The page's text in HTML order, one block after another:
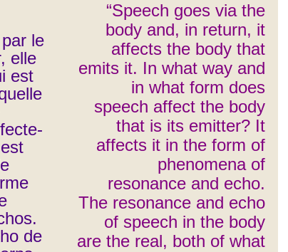
le
elle
est
de
“Speech goes via the
body and, in return, it
affects the body that
emits it. In what way and
in what form does
speech affect the body
that is its emitter? It
affects it in the form of
phenomena of
resonance and echo.
The resonance and echo
of speech in the body
are the real, both of what